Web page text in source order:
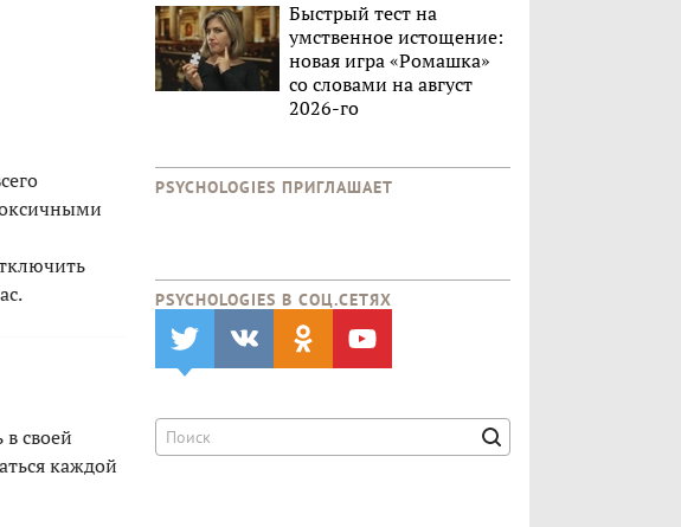
своей
каждой
Быстрый тест на
умственное истощение:
новая игра «Ромашка»
со словами на август
2026-го
PSYCHOLOGIES ПРИГЛАШАЕТ
PSYCHOLOGIES В CОЦ.СЕТЯХ